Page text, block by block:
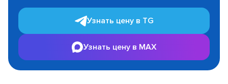
Узнать цену в TG
Узнать цену в MAX